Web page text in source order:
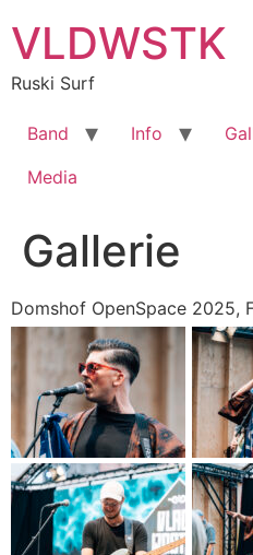
Inhalt
springen
VLDWSTK
Ruski Surf
Band Info
Media
Gallerie
Domshof OpenSpace 2025,